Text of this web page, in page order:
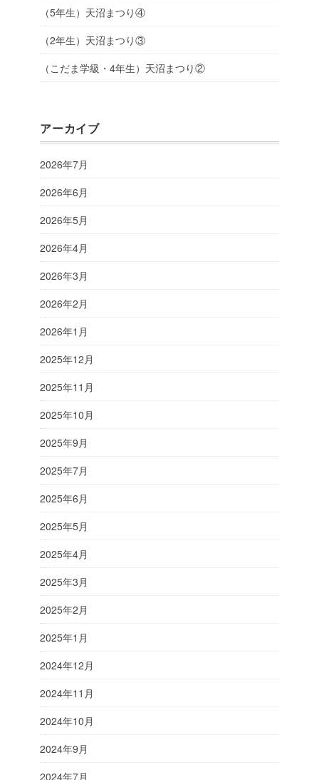
（5年生）天沼まつり④
（2年生）天沼まつり③
（こだま学級・4年生）天沼まつり②
アーカイブ
2026年7月
2026年6月
2026年5月
2026年4月
2026年3月
2026年2月
2026年1月
2025年12月
2025年11月
2025年10月
2025年9月
2025年7月
2025年6月
2025年5月
2025年4月
2025年3月
2025年2月
2025年1月
2024年12月
2024年11月
2024年10月
2024年9月
2024年7月